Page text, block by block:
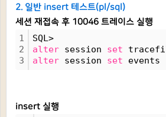
2. 일반 insert 테스트(pl/sql)
세션 재접속 후 10046 트레이스 실행
1
2
3
SQL>
alter session set
alter session set events
insert 실행